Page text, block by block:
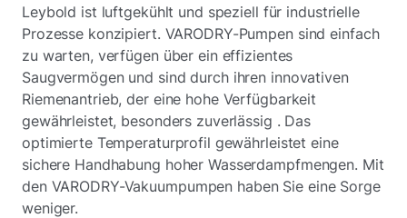
Leybold ist luftgekühlt und speziell für industrielle
Prozesse konzipiert. VARODRY-Pumpen sind einfach
zu warten, verfügen über ein effizientes
Saugvermögen und sind durch ihren innovativen
Riemenantrieb, der eine hohe Verfügbarkeit
gewährleistet, besonders zuverlässig . Das
optimierte Temperaturprofil gewährleistet eine
sichere Handhabung hoher Wasserdampfmengen. Mit
den VARODRY-Vakuumpumpen haben Sie eine Sorge
weniger.